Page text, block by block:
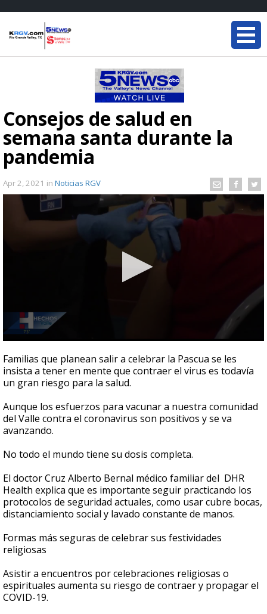
Consejos de salud en
semana santa durante la
pandemia
Apr 2, 2021 in Noticias RGV
seconds
of
1
minute,
seconds
Familias que planean salir a celebrar la Pascua se les
insista a tener en mente que contraer el virus es todavía
un gran riesgo para la salud.
Aunque los esfuerzos para vacunar a nuestra comunidad
del Valle contra el coronavirus son positivos y se va
avanzando.
No todo el mundo tiene su dosis completa.
El doctor Cruz Alberto Bernal médico familiar del DHR
Health explica que es importante seguir practicando los
protocolos de seguridad actuales, como usar cubre bocas,
distanciamiento social y lavado constante de manos.
Formas más seguras de celebrar sus festividades
religiosas
Asistir a encuentros por celebraciones religiosas o
espirituales aumenta su riesgo de contraer y propagar el
COVID-19.